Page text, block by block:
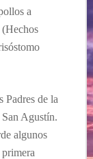
a
(Hechos
Padres de la
Agustín.
algunos